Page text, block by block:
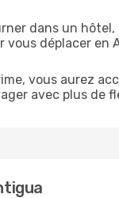
dans un
déplacer
vous aurez
avec plus de